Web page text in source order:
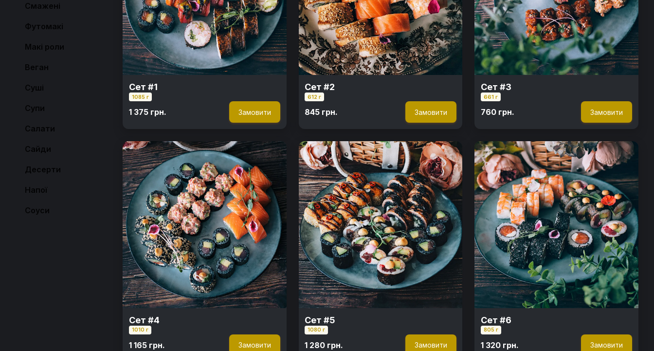
Смажені
Футомакі
Макі роли
Веган
Суші
Супи
Салати
Сайди
Десерти
Напої
Соуси
Сет #1
1085 г
1 375 грн. Замовити
Сет #2
612 г
845 грн. Замовити
Сет #3
661 г
760 грн. Замовити
Сет #4
1010 г
1 165 грн. Замовити
Сет #5
1080 г
1 280 грн. Замовити
Сет #6
805 г
1 320 грн. Замовити